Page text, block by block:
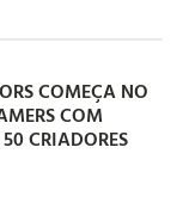
COMEÇA NO
COM
CRIADORES